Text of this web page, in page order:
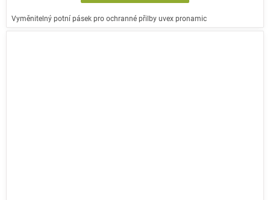
Vyměnitelný potní pásek pro ochranné přilby uvex pronamic